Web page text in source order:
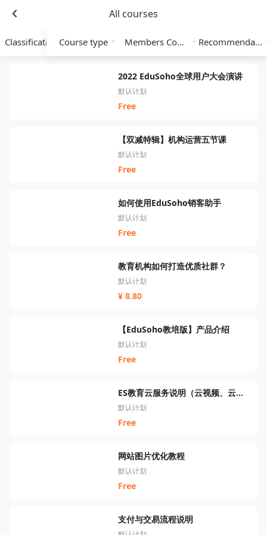
All courses
Classification Course type Members Course Recommendation
2022 EduSoho全球用户大会演讲
默认计划
Free
【双减特辑】机构运营五节课
默认计划
Free
如何使用EduSoho销客助手
默认计划
Free
教育机构如何打造优质社群？
默认计划
¥ 8.80
【EduSoho教培版】产品介绍
默认计划
Free
ES教育云服务说明（云视频、云短信、云资源、云搜索、云直播）
默认计划
Free
网站图片优化教程
默认计划
Free
支付与交易流程说明